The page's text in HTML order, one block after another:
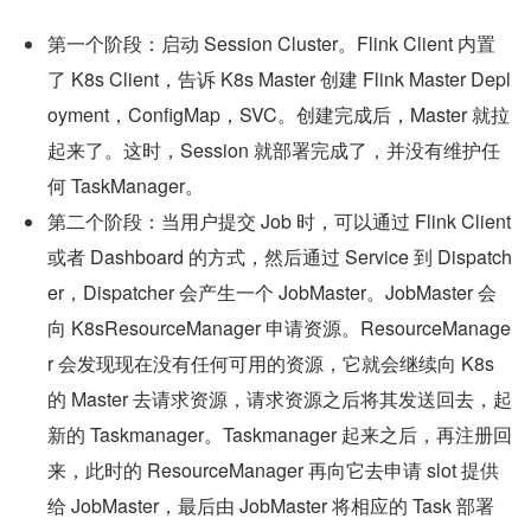
第一个阶段：启动 Session Cluster。Flink Client 内置
了 K8s Client，告诉 K8s Master 创建 Flink Master Depl
oyment，ConfigMap，SVC。创建完成后，Master 就拉
起来了。这时，Session 就部署完成了，并没有维护任
何 TaskManager。
第二个阶段：当用户提交 Job 时，可以通过 Flink Client
或者 Dashboard 的方式，然后通过 Service 到 Dispatch
er，Dispatcher 会产生一个 JobMaster。JobMaster 会
向 K8sResourceManager 申请资源。ResourceManage
r 会发现现在没有任何可用的资源，它就会继续向 K8s
的 Master 去请求资源，请求资源之后将其发送回去，起
新的 Taskmanager。Taskmanager 起来之后，再注册回
来，此时的 ResourceManager 再向它去申请 slot 提供
给 JobMaster，最后由 JobMaster 将相应的 Task 部署